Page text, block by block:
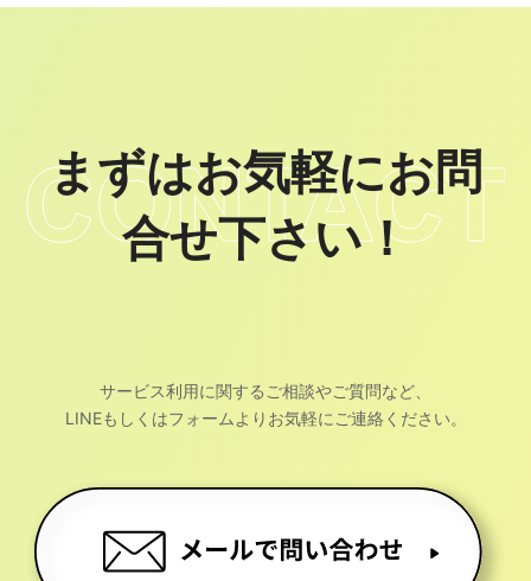
まずはお気軽にお問
合せ下さい！
サービス利用に関するご相談やご質問など、
LINEもしくはフォームよりお気軽にご連絡ください。